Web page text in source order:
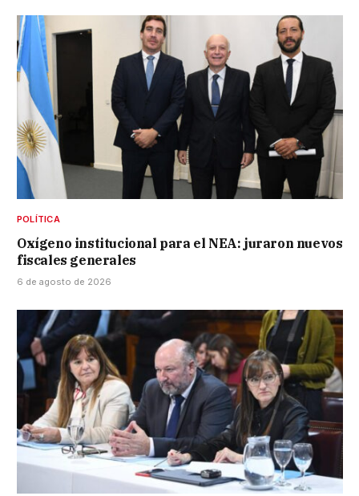
POLÍTICA
Oxígeno institucional para el NEA: juraron nuevos
fiscales generales
6 de agosto de 2026